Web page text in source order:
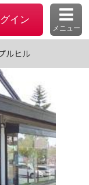
イン
メニュー
ルヒル